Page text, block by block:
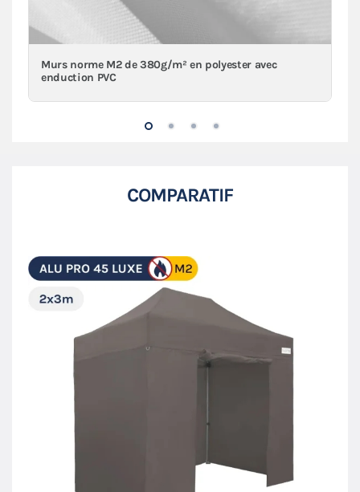
Murs norme M2 de 380g/m² en polyester avec
enduction PVC
COMPARATIF